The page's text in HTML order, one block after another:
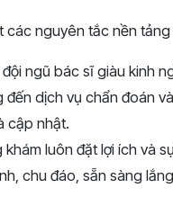
nguyên tắc nền tảng
đội ngũ bác sĩ giàu kinh
dịch vụ chẩn đoán
cập nhật.
khám luôn đặt lợi ích và
chu đáo, sẵn sàng